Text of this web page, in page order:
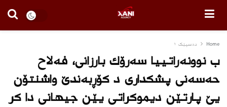
Home دەسپێک ١
ب نوونه‌راتییا سه‌رۆك بارزانی، فه‌لاح
حه‌سه‌نی پشكداری د‌ كۆڕبه‌ندێ واشنتۆن
یێ پارتێن دیموكراتی یێن جیهانی دا كر